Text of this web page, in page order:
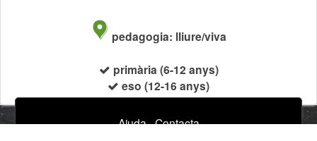
pedagogia: lliure/viva
primària (6-12 anys)
eso (12-16 anys)
Ajuda·Contacta